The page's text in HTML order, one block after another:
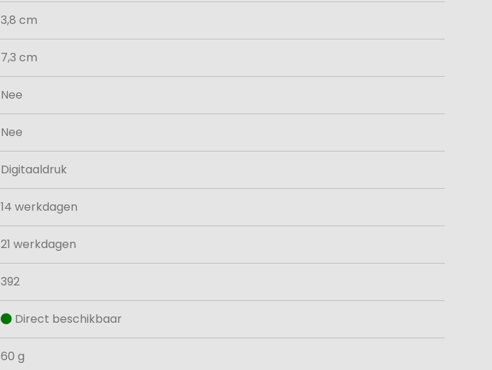
3,8 cm
7,3 cm
Nee
Nee
Digitaaldruk
14 werkdagen
21 werkdagen
392
Direct beschikbaar
60 g